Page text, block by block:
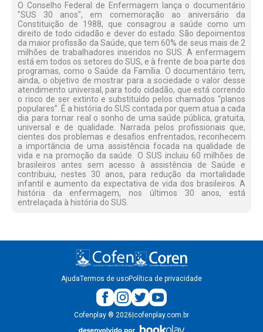
O Conselho Federal de Enfermagem lança o documentário
"SUS 30 anos", em comemoração ao aniversário da
Constituição de 1988, que consagrou a saúde como um
direito de todo cidadão e dever do estado. São depoimentos
da maior profissão da Saúde, que tem 60% de seus mais de 2
milhões de trabalhadores inseridos no SUS. A enfermagem
está em todos os setores do SUS, e à frente de boa parte dos
programas, como o Saúde da Família. O documentário tem,
ainda, o objetivo de mostrar para a sociedade o valor desse
atendimento universal, para todo cidadão, que está correndo
o risco de ser extinto e substituído pelos chamados “planos
populares”. É a história do SUS contada por quem atua a cada
dia para tornar real o sonho de uma saúde pública, gratuita,
universal e de qualidade. Narrada pelos profissionais que,
cientes dos problemas e desafios enfrentados, reconhecem
a importância de uma assistência focada na qualidade de
vida e na promoção da saúde. O SUS incluiu 60 milhões de
brasileiros antes sem acesso à assistência de Saúde e
contribuiu, nestes 30 anos, para redução da mortalidade
infantil e aumento da expectativa de vida dos brasileiros. A
história da enfermagem, nos últimos 30 anos, está
entrelaçada à história do SUS.
AjudaTermos de usoPolítica de privacidade
Cofenplay ® 2026 cofenplay.com.br